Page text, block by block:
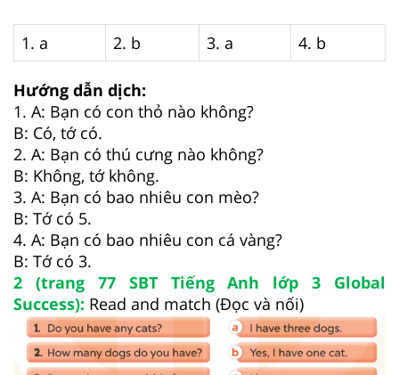
1. a 2. b 3. a 4. b
Hướng dẫn dịch:
1. A: Bạn có con thỏ nào không?
B: Có, tớ có.
2. A: Bạn có thú cưng nào không?
B: Không, tớ không.
3. A: Bạn có bao nhiêu con mèo?
B: Tớ có 5.
4. A: Bạn có bao nhiêu con cá vàng?
B: Tớ có 3.
2 (trang 77 SBT Tiếng Anh lớp 3 Global
Success): Read and match (Đọc và nối)